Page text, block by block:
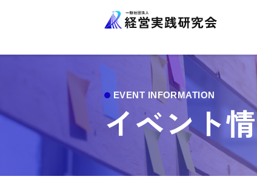
イベント